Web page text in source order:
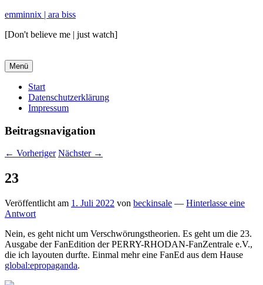
emminnix | ara biss
[Don't believe me | just watch]
Menü
Primäres
Menü
Start
Datenschutzerklärung
Impressum
Beitragsnavigation
← Vorheriger Nächster →
23
Veröffentlicht am 1. Juli 2022 von beckinsale — Hinterlasse eine
Antwort
Nein, es geht nicht um Verschwörungstheorien. Es geht um die 23.
Ausgabe der FanEdition der PERRY-RHODAN-FanZentrale e.V.,
die ich layouten durfte. Einmal mehr eine FanEd aus dem Hause
global:epropaganda.